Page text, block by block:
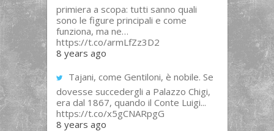
primiera a scopa: tutti sanno quali
sono le figure principali e come
funziona, ma ne…
https://t.co/armLfZz3D2
8 years ago
Tajani, come Gentiloni, è nobile. Se
dovesse succedergli a Palazzo Chigi,
era dal 1867, quando il Conte Luigi...
https://t.co/x5gCNARpgG
8 years ago